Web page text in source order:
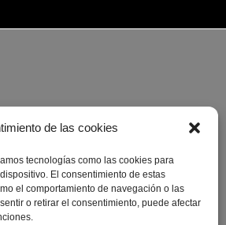
de las cookies
tecnologías como las cookies para
El consentimiento de estas
el comportamiento de navegación o las
o retirar el consentimiento, puede afectar